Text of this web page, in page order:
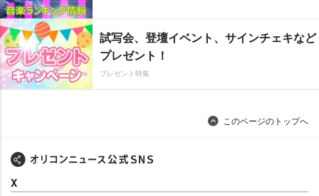
試写会、登壇イベント、サインチェキなど
プレゼント！
プレゼント特集
このページのトップへ
X